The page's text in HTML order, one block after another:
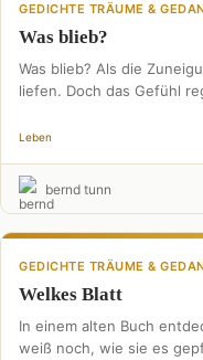
GEDICHTE TRÄUME &
Was blieb?
Was blieb? Als die
liefen. Doch das Gefühl
Leben
bernd tunn
GEDICHTE TRÄUME &
Welkes Blatt
In einem alten Buch
weiß noch, wie sie es